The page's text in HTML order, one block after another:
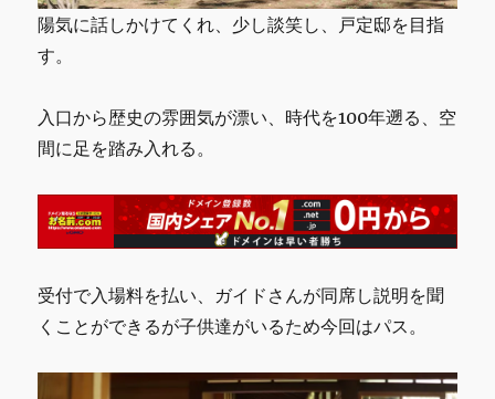
陽気に話しかけてくれ、少し談笑し、戸定邸を目指
す。
入口から歴史の雰囲気が漂い、時代を100年遡る、空
間に足を踏み入れる。
受付で入場料を払い、ガイドさんが同席し説明を聞
くことができるが子供達がいるため今回はパス。